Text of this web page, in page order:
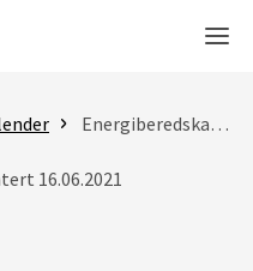
Energiberedskap 2019
16.06.2021